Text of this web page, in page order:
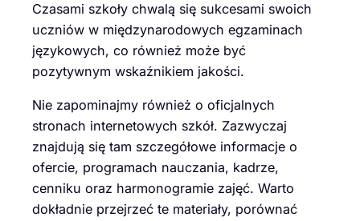
Czasami szkoły chwalą się sukcesami swoich
uczniów w międzynarodowych egzaminach
językowych, co również może być
pozytywnym wskaźnikiem jakości.
Nie zapominajmy również o oficjalnych
stronach internetowych szkół. Zazwyczaj
znajdują się tam szczegółowe informacje o
ofercie, programach nauczania, kadrze,
cenniku oraz harmonogramie zajęć. Warto
dokładnie przejrzeć te materiały, porównać